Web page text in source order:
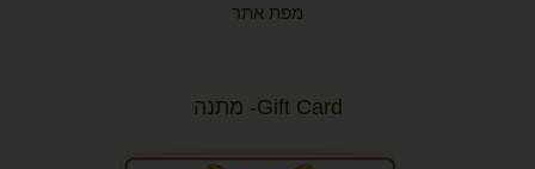
מפת אתר
Gift Card- מתנה